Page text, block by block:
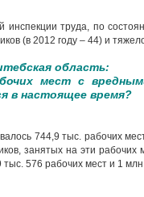
инспекции труда, по
(в 2012 году – 44) и
область:
мест с
в настоящее время?
744,9 тыс. рабочих
занятых на эти
576 рабочих мест и 1